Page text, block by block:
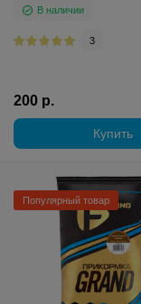
В наличии
3
200 р.
Купить
Популярный товар